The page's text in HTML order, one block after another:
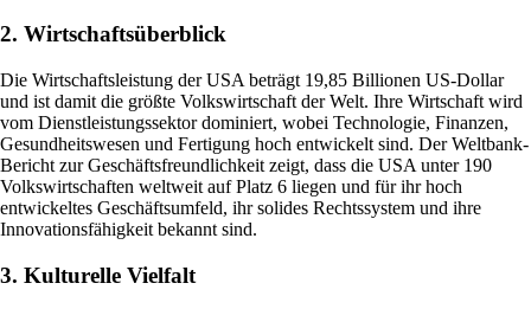
2. Wirtschaftsüberblick
Die Wirtschaftsleistung der USA beträgt 19,85 Billionen US-Dollar
und ist damit die größte Volkswirtschaft der Welt. Ihre Wirtschaft wird
vom Dienstleistungssektor dominiert, wobei Technologie, Finanzen,
Gesundheitswesen und Fertigung hoch entwickelt sind. Der Weltbank-
Bericht zur Geschäftsfreundlichkeit zeigt, dass die USA unter 190
Volkswirtschaften weltweit auf Platz 6 liegen und für ihr hoch
entwickeltes Geschäftsumfeld, ihr solides Rechtssystem und ihre
Innovationsfähigkeit bekannt sind.
3. Kulturelle Vielfalt